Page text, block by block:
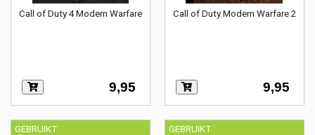
Call of Duty 4 Modern Warfare
9,95
Call of Duty Modern Warfare 2
9,95
GEBRUIKT GEBRUIKT